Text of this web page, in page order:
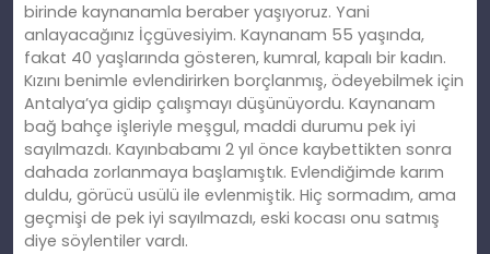
birinde kaynanamla beraber yaşıyoruz. Yani
anlayacağınız İçgüvesiyim. Kaynanam 55 yaşında,
fakat 40 yaşlarında gösteren, kumral, kapalı bir kadın.
Kızını benimle evlendirirken borçlanmış, ödeyebilmek için
Antalya’ya gidip çalışmayı düşünüyordu. Kaynanam
bağ bahçe işleriyle meşgul, maddi durumu pek iyi
sayılmazdı. Kayınbabamı 2 yıl önce kaybettikten sonra
dahada zorlanmaya başlamıştık. Evlendiğimde karım
duldu, görücü usülü ile evlenmiştik. Hiç sormadım, ama
geçmişi de pek iyi sayılmazdı, eski kocası onu satmış
diye söylentiler vardı.